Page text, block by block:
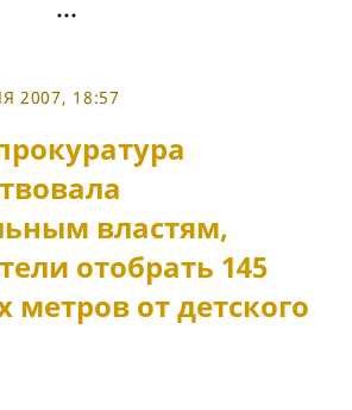
2007, 18:57
властям,
отобрать 145
метров от детского